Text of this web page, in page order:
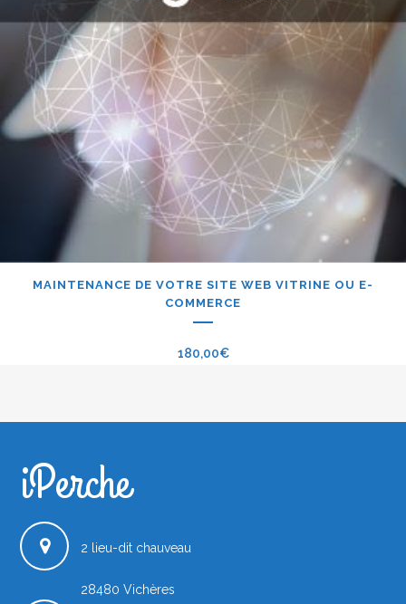
MAINTENANCE DE VOTRE SITE WEB VITRINE OU E-
COMMERCE
180,00€
iPerche.fr
iPerche
2 lieu-dit chauveau
28480 Vichères